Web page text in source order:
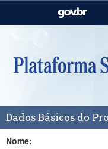
Casa Civil
Pecuária e
Dados Básicos do
Nome: